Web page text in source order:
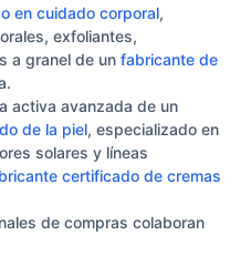
en cuidado corporal,
exfoliantes,
a granel de un fabricante de
activa avanzada de un
de la piel, especializado en
solares y líneas
certificado de cremas
de compras colaboran